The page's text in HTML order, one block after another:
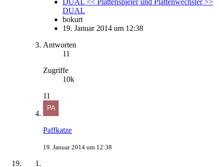
DUAL << Plattenspieler und Plattenwechsler >>
DUAL
bokurt
19. Januar 2014 um 12:38
Antworten
11
Zugriffe
10k
11
Paffkatze
19. Januar 2014 um 12:38